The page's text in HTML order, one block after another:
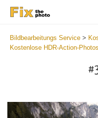
Bildbearbeitungs Service >
Kostenlose HDR-Action-